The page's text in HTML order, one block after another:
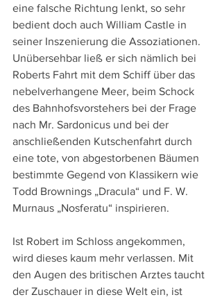
eine falsche Richtung lenkt, so sehr
bedient doch auch William Castle in
seiner Inszenierung die Assoziationen.
Unübersehbar ließ er sich nämlich bei
Roberts Fahrt mit dem Schiff über das
nebelverhangene Meer, beim Schock
des Bahnhofsvorstehers bei der Frage
nach Mr. Sardonicus und bei der
anschließenden Kutschenfahrt durch
eine tote, von abgestorbenen Bäumen
bestimmte Gegend von Klassikern wie
Todd Brownings „Dracula“ und F. W.
Murnaus „Nosferatu“ inspirieren.
Ist Robert im Schloss angekommen,
wird dieses kaum mehr verlassen. Mit
den Augen des britischen Arztes taucht
der Zuschauer in diese Welt ein, ist